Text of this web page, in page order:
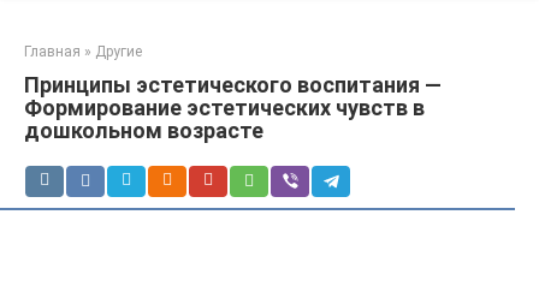
Главная » Другие
Принципы эстетического воспитания —
Формирование эстетических чувств в
дошкольном возрасте